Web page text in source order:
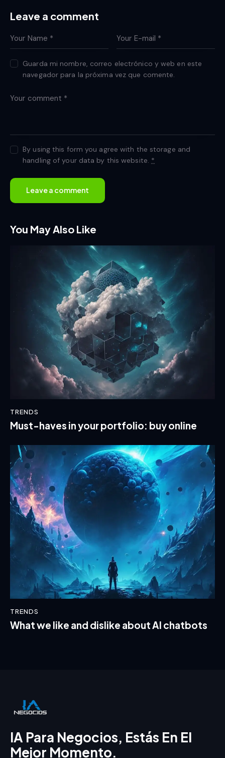
Leave a comment
Guarda mi nombre, correo electrónico y web en este
navegador para la próxima vez que comente.
By using this form you agree with the storage and
handling of your data by this website. *
You May Also Like
TRENDS
Must-haves in your portfolio: buy online
TRENDS
What we like and dislike about AI chatbots
IA Para Negocios, Estás En El
Mejor Momento.